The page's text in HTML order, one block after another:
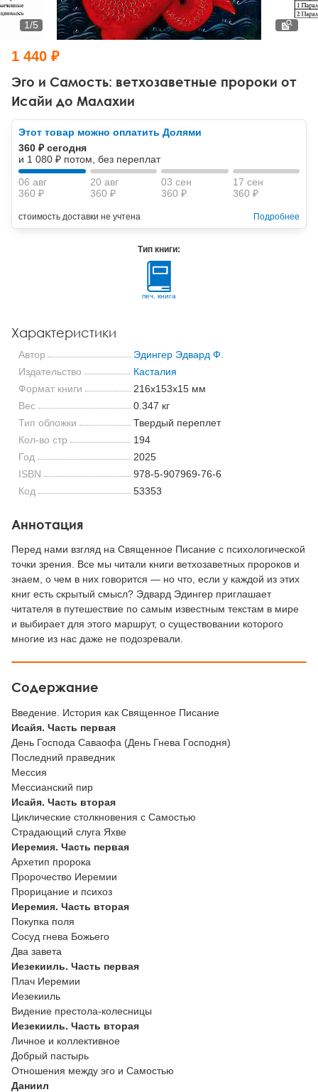
Тревожные расстройства, панические атаки
Психодрама
Другие направления психотерапии
Классический, эриксоновский гипноз и НЛП
НЛП
Психология труда и эргономика
Социальная психология
Социальная и организационная психология
Классический и юнгианский психоанализ
Эго и Самость: ветхозаветные пророки от
Исайи до Малахии
1/5
1 440 ₽
Этот товар можно оплатить Долями
360 ₽ сегодня
и 1 080 ₽ потом, без переплат
06 авг
360 ₽
20 авг
360 ₽
03 сен
360 ₽
17 сен
360 ₽
стоимость доставки не учтена Подробнее
Тип книги:
печ. книга
Характеристики
Автор
Эдингер Эдвард Ф.
Издательство
Касталия
Формат книги
216x153x15 мм
Вес
0.347 кг
Тип обложки
Твердый переплет
Кол-во стр
194
Год
2025
ISBN
978-5-907969-76-6
Код
53353
Аннотация
Перед нами взгляд на Священное Писание с психологической
точки зрения. Все мы читали книги ветхозаветных пророков и
знаем, о чем в них говорится — но что, если у каждой из этих
книг есть скрытый смысл? Эдвард Эдингер приглашает
читателя в путешествие по самым известным текстам в мире
и выбирает для этого маршрут, о существовании которого
многие из нас даже не подозревали.
Содержание
Введение. История как Священное Писание
Исайя. Часть первая
День Господа Саваофа (День Гнева Господня)
Последний праведник
Мессия
Мессианский пир
Исайя. Часть вторая
Циклические столкновения с Самостью
Страдающий слуга Яхве
Иеремия. Часть первая
Архетип пророка
Пророчество Иеремии
Прорицание и психоз
Иеремия. Часть вторая
Покупка поля
Сосуд гнева Божьего
Два завета
Иезекииль. Часть первая
Плач Иеремии
Иезекииль
Видение престола-колесницы
Иезекииль. Часть вторая
Личное и коллективное
Добрый пастырь
Отношения между эго и Самостью
Даниил